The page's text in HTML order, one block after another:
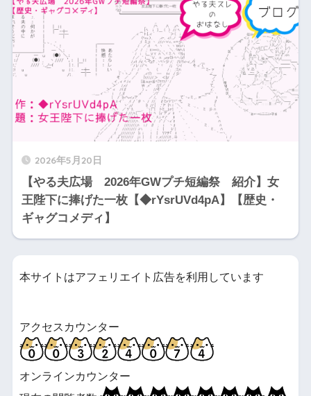
2026年5月20日
【やる夫広場 2026年GWプチ短編祭 紹介】女
王陛下に捧げた一枚【◆rYsrUVd4pA】【歴史・
ギャグコメディ】
本サイトはアフェリエイト広告を利用しています
アクセスカウンター
オンラインカウンター